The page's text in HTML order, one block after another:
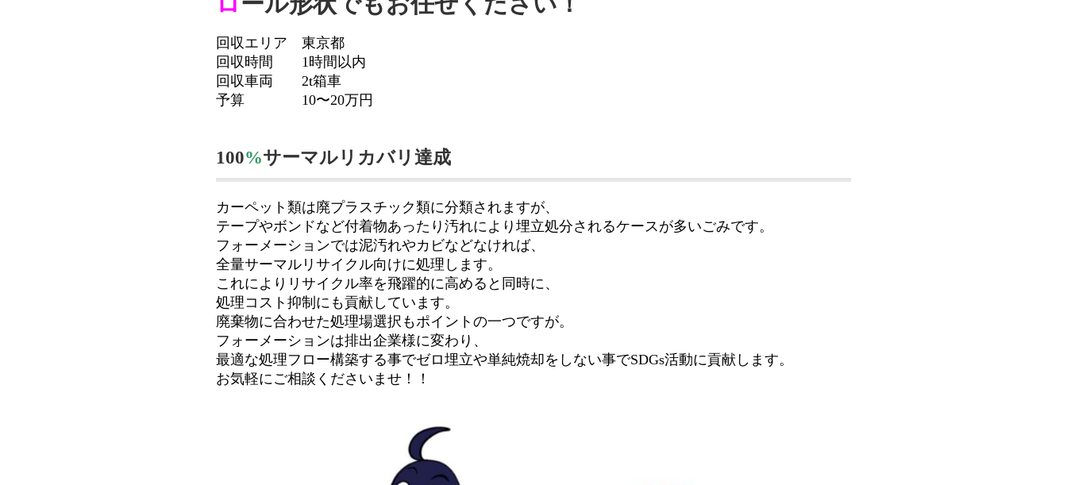
回収エリア 東京都
回収時間 1時間以内
回収車両 2t箱車
予算 10〜20万円
100%サーマルリカバリ達成
カーペット類は廃プラスチック類に分類されますが、
テープやボンドなど付着物あったり汚れにより埋立処分されるケースが多いごみです。
フォーメーションでは泥汚れやカビなどなければ、
全量サーマルリサイクル向けに処理します。
これによりリサイクル率を飛躍的に高めると同時に、
処理コスト抑制にも貢献しています。
廃棄物に合わせた処理場選択もポイントの一つですが。
フォーメーションは排出企業様に変わり、
最適な処理フロー構築する事でゼロ埋立や単純焼却をしない事でSDGs活動に貢献します。
お気軽にご相談くださいませ！！